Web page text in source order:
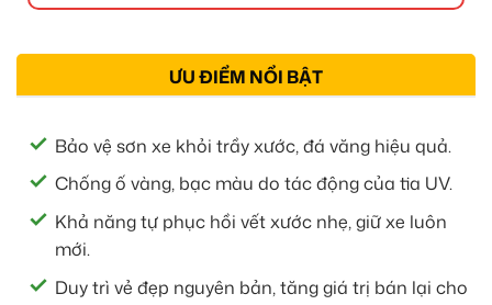
ƯU ĐIỂM NỔI BẬT
Bảo vệ sơn xe khỏi trầy xước, đá văng hiệu quả.
Chống ố vàng, bạc màu do tác động của tia UV.
Khả năng tự phục hồi vết xước nhẹ, giữ xe luôn
mới.
Duy trì vẻ đẹp nguyên bản, tăng giá trị bán lại cho